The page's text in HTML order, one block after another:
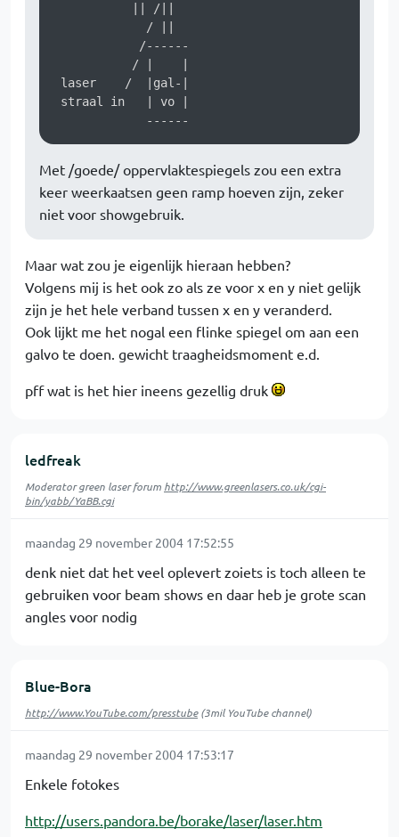
           || /||
             / ||
            /------
           / |    |
laser    /  |gal-|
straal in   | vo |
Met /goede/ oppervlaktespiegels zou een extra
keer weerkaatsen geen ramp hoeven zijn, zeker
niet voor showgebruik.
Maar wat zou je eigenlijk hieraan hebben?
Volgens mij is het ook zo als ze voor x en y niet gelijk
zijn je het hele verband tussen x en y veranderd.
Ook lijkt me het nogal een flinke spiegel om aan een
galvo te doen. gewicht traagheidsmoment e.d.
pff wat is het hier ineens gezellig druk
ledfreak
Moderator green laser forum http://www.greenlasers.co.uk/cgi-
bin/yabb/YaBB.cgi
maandag 29 november 2004 17:52:55
denk niet dat het veel oplevert zoiets is toch alleen te
gebruiken voor beam shows en daar heb je grote scan
angles voor nodig
Blue-Bora
http://www.YouTube.com/presstube(3mil YouTube channel)
maandag 29 november 2004 17:53:17
Enkele fotokes
http://users.pandora.be/borake/laser/laser.htm